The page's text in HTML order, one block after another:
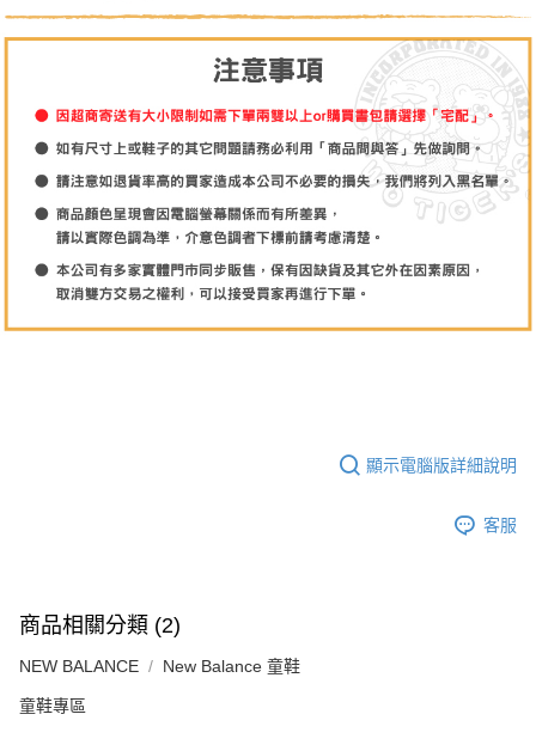
顯示電腦版詳細說明
客服
商品相關分類 (2)
NEW BALANCE New Balance 童鞋
童鞋專區